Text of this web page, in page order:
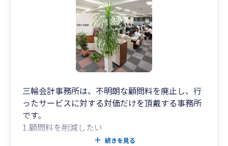
三輪会計事務所は、不明朗な顧問料を廃止し、行
ったサービスに対する対価だけを頂戴する事務所
です。
1.顧問料を削減したい
2.毎月何もしてもらっていないのに顧問料の支払
続きを見る